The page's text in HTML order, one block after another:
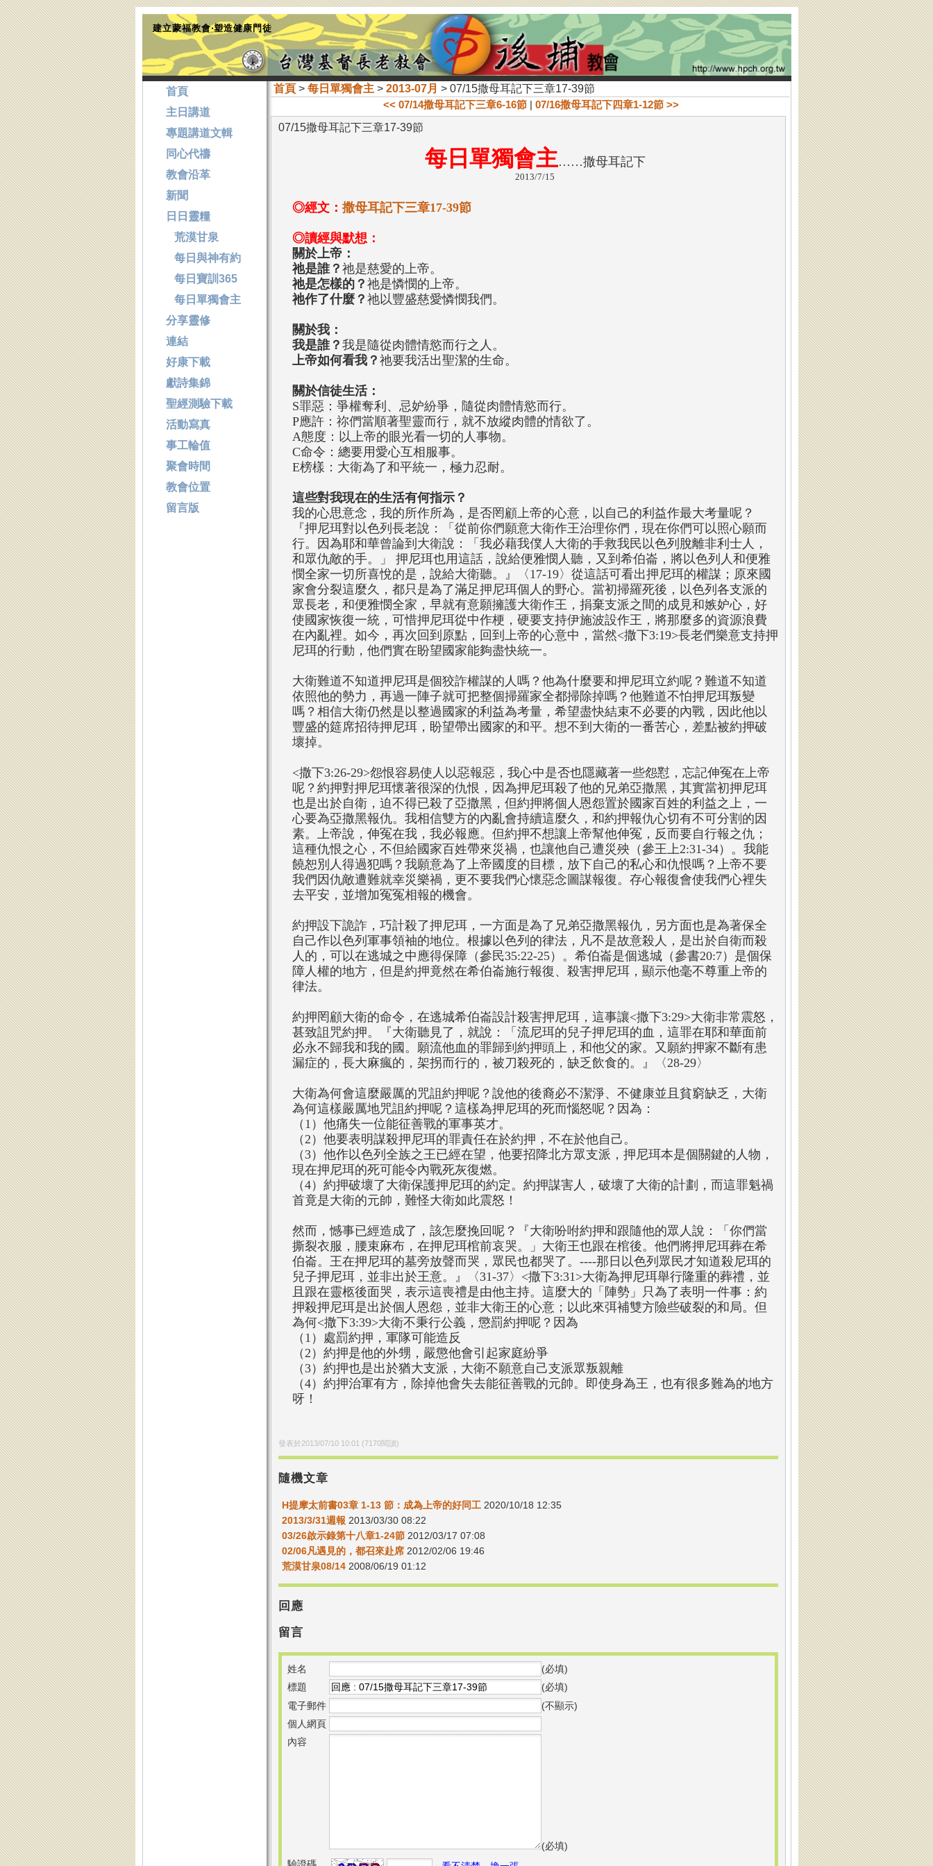
建立蒙福教會‧塑造健康門徒
首頁> 每日單獨會主> 2013-07月 > 07/15撒母耳記下三章17-39節
<< 07/14撒母耳記下三章6-16節 | 07/16撒母耳記下四章1-12節 >>
07/15撒母耳記下三章17-39節
每日單獨會主……撒母耳記下
2013/7/15
◎經文： 撒母耳記下三章17-39節
◎讀經與默想：
關於上帝：
祂是誰？ 祂是慈愛的上帝。
祂是怎樣的？ 祂是憐憫的上帝。
祂作了什麼？ 祂以豐盛慈愛憐憫我們。
關於我：
我是誰？ 我是隨從肉體情慾而行之人。
上帝如何看我？ 祂要我活出聖潔的生命。
關於信徒生活：
S罪惡：爭權奪利、忌妒紛爭，隨從肉體情慾而行。
P應許：祢們當順著聖靈而行，就不放縱肉體的情欲了。
A態度：以上帝的眼光看一切的人事物。
C命令：總要用愛心互相服事。
E榜樣：大衛為了和平統一，極力忍耐。
這些對我現在的生活有何指示？
我的心思意念，我的所作所為，是否罔顧上帝的心意，以自己的利益作最大考量呢？
『押尼珥對以色列長老說：「從前你們願意大衛作王治理你們，現在你們可以照心願而
行。因為耶和華曾論到大衛說：「我必藉我僕人大衛的手救我民以色列脫離非利士人，
和眾仇敵的手。」 押尼珥也用這話，說給便雅憫人聽，又到希伯崙，將以色列人和便雅
憫全家一切所喜悅的是，說給大衛聽。』〈17-19〉從這話可看出押尼珥的權謀；原來國
家會分裂這麼久，都只是為了滿足押尼珥個人的野心。當初掃羅死後，以色列各支派的
眾長老，和便雅憫全家，早就有意願擁護大衛作王，捐棄支派之間的成見和嫉妒心，好
使國家恢復一統，可惜押尼珥從中作梗，硬要支持伊施波設作王，將那麼多的資源浪費
在內亂裡。如今，再次回到原點，回到上帝的心意中，當然<撒下3:19>長老們樂意支持押
尼珥的行動，他們實在盼望國家能夠盡快統一。
大衛難道不知道押尼珥是個狡詐權謀的人嗎？他為什麼要和押尼珥立約呢？難道不知道
依照他的勢力，再過一陣子就可把整個掃羅家全都掃除掉嗎？他難道不怕押尼珥叛變
嗎？相信大衛仍然是以整過國家的利益為考量，希望盡快結束不必要的內戰，因此他以
豐盛的筵席招待押尼珥，盼望帶出國家的和平。想不到大衛的一番苦心，差點被約押破
壞掉。
<撒下3:26-29>怨恨容易使人以惡報惡，我心中是否也隱藏著一些怨懟，忘記伸冤在上帝
呢？約押對押尼珥懷著很深的仇恨，因為押尼珥殺了他的兄弟亞撒黑，其實當初押尼珥
也是出於自衛，迫不得已殺了亞撒黑，但約押將個人恩怨置於國家百姓的利益之上，一
心要為亞撒黑報仇。我相信雙方的內亂會持續這麼久，和約押報仇心切有不可分割的因
素。上帝說，伸冤在我，我必報應。但約押不想讓上帝幫他伸冤，反而要自行報之仇；
這種仇恨之心，不但給國家百姓帶來災禍，也讓他自己遭災殃（參王上2:31-34）。我能
饒恕別人得過犯嗎？我願意為了上帝國度的目標，放下自己的私心和仇恨嗎？上帝不要
我們因仇敵遭難就幸災樂禍，更不要我們心懷惡念圖謀報復。存心報復會使我們心裡失
去平安，並增加冤冤相報的機會。
約押設下詭詐，巧計殺了押尼珥，一方面是為了兄弟亞撒黑報仇，另方面也是為著保全
自己作以色列軍事領袖的地位。根據以色列的律法，凡不是故意殺人，是出於自衛而殺
人的，可以在逃城之中應得保障（參民35:22-25）。希伯崙是個逃城（參書20:7）是個保
障人權的地方，但是約押竟然在希伯崙施行報復、殺害押尼珥，顯示他毫不尊重上帝的
律法。
約押罔顧大衛的命令，在逃城希伯崙設計殺害押尼珥，這事讓<撒下3:29>大衛非常震怒，
甚致詛咒約押。『大衛聽見了，就說：「流尼珥的兒子押尼珥的血，這罪在耶和華面前
必永不歸我和我的國。願流他血的罪歸到約押頭上，和他父的家。又願約押家不斷有患
漏症的，長大麻瘋的，架拐而行的，被刀殺死的，缺乏飲食的。』〈28-29〉
大衛為何會這麼嚴厲的咒詛約押呢？說他的後裔必不潔淨、不健康並且貧窮缺乏，大衛
為何這樣嚴厲地咒詛約押呢？這樣為押尼珥的死而惱怒呢？因為：
（1）他痛失一位能征善戰的軍事英才。
（2）他要表明謀殺押尼珥的罪責任在於約押，不在於他自己。
（3）他作以色列全族之王已經在望，他要招降北方眾支派，押尼珥本是個關鍵的人物，
現在押尼珥的死可能令內戰死灰復燃。
（4）約押破壞了大衛保護押尼珥的約定。約押謀害人，破壞了大衛的計劃，而這罪魁禍
首竟是大衛的元帥，難怪大衛如此震怒！
然而，憾事已經造成了，該怎麼挽回呢？『大衛吩咐約押和跟隨他的眾人說：「你們當
撕裂衣服，腰束麻布，在押尼珥棺前哀哭。」大衛王也跟在棺後。他們將押尼珥葬在希
伯崙。王在押尼珥的墓旁放聲而哭，眾民也都哭了。----那日以色列眾民才知道殺尼珥的
兒子押尼珥，並非出於王意。』〈31-37〉<撒下3:31>大衛為押尼珥舉行隆重的葬禮，並
且跟在靈柩後面哭，表示這喪禮是由他主持。這麼大的「陣勢」只為了表明一件事：約
押殺押尼珥是出於個人恩怨，並非大衛王的心意；以此來弭補雙方險些破裂的和局。但
為何<撒下3:39>大衛不秉行公義，懲罰約押呢？因為
（1）處罰約押，軍隊可能造反
（2）約押是他的外甥，嚴懲他會引起家庭紛爭
（3）約押也是出於猶大支派，大衛不願意自己支派眾叛親離
（4）約押治軍有方，除掉他會失去能征善戰的元帥。即使身為王，也有很多難為的地方
呀！
發表於2013/07/10 10:01 (7170閱讀)
隨機文章
H提摩太前書03章 1-13 節：成為上帝的好同工2020/10/18 12:35
2013/3/31週報 2013/03/30 08:22
03/26啟示錄第十八章1-24節2012/03/17 07:08
02/06凡遇見的，都召來赴席2012/02/06 19:46
荒漠甘泉08/142008/06/19 01:12
回應
留言
姓名
(必填)
標題
(必填)
電子郵件
(不顯示)
個人網頁
內容
(必填)
首頁
主日講道
專題講道文輯
同心代禱
教會沿革
新聞
日日靈糧
荒漠甘泉
每日與神有約
每日寶訓365
每日單獨會主
分享靈修
連結
好康下載
獻詩集錦
聖經測驗下載
活動寫真
事工輪值
聚會時間
教會位置
留言版